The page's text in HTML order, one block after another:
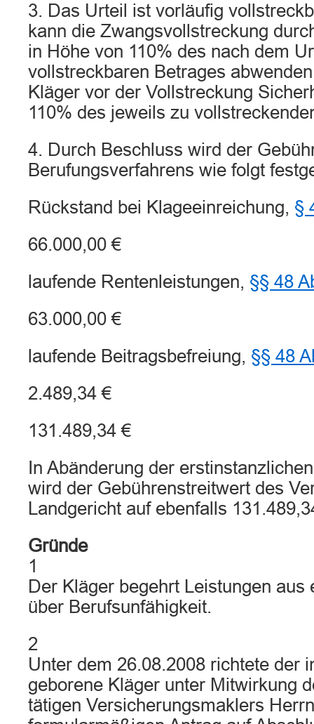
3. Das Urteil ist vorläufig
kann die Zwangsvollstreckung
in Höhe von 110% des nach dem
vollstreckbaren Betrages
Kläger vor der Vollstreckung
110% des jeweils zu
4. Durch Beschluss wird der
Berufungsverfahrens wie folgt
Rückstand bei Klageeinreichung, §
66.000,00 €
laufende Rentenleistungen, §§ 48
63.000,00 €
laufende Beitragsbefreiung, §§ 48
2.489,34 €
131.489,34 €
In Abänderung der
wird der Gebührenstreitwert des
Landgericht auf ebenfalls
Gründe
1
Der Kläger begehrt Leistungen aus
über Berufsunfähigkeit.
2
Unter dem 26.08.2008 richtete der
geborene Kläger unter Mitwirkung
tätigen Versicherungsmaklers